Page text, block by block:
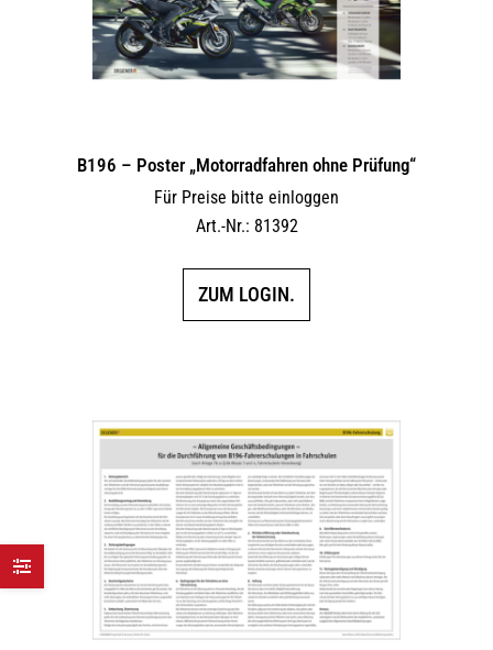
B196 – Poster „Motorradfahren ohne Prüfung“
Für Preise bitte einloggen
Art.-Nr.: 81392
ZUM LOGIN.